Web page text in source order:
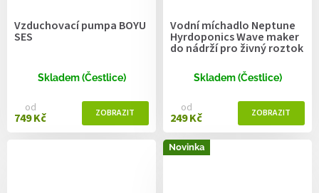
Vzduchovací pumpa BOYU
SES
Skladem (Čestlice)
od
749 Kč
Vodní míchadlo Neptune
Hyrdoponics Wave maker
do nádrží pro živný roztok
Skladem (Čestlice)
od
249 Kč
Novinka